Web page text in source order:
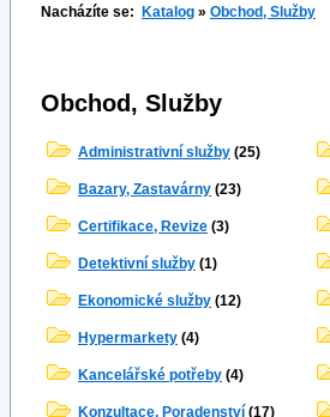
Nacházíte se: Katalog » Obchod, Služby
Obchod, Služby
Administrativní služby (25)
Bazary, Zastavárny (23)
Certifikace, Revize (3)
Detektivní služby (1)
Ekonomické služby (12)
Hypermarkety (4)
Kancelářské potřeby (4)
Konzultace, Poradenství (17)